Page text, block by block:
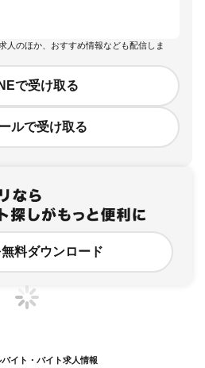
人のほか、おすすめ情報なども配信しま
で受け取る
ルで受け取る
料ダウンロード
イト・バイト求人情報